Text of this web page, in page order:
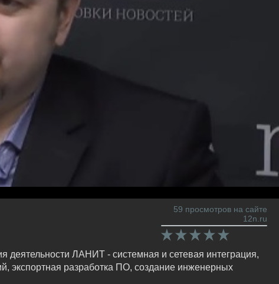
59 просмотров на сайте
12n.ru
ЛАНИТ - системная и сетевая интеграция,
экспортная разработка ПО, создание инженерных